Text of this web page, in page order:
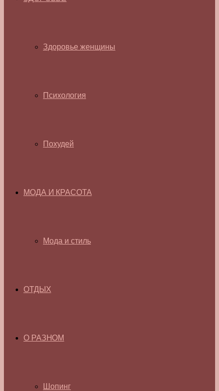
Здоровье женщины
Психология
Похудей
МОДА И КРАСОТА
Мода и стиль
ОТДЫХ
О РАЗНОМ
Шопинг